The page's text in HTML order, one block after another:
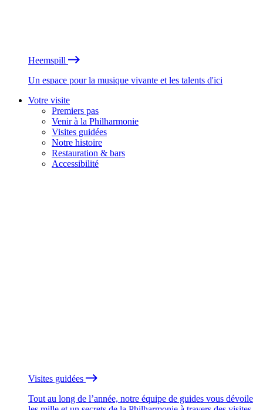
Heemspill
Un espace pour la musique vivante et les talents d'ici
Votre visite
Premiers pas
Venir à la Philharmonie
Visites guidées
Notre histoire
Restauration & bars
Accessibilité
Visites guidées
Tout au long de l’année, notre équipe de guides vous dévoile